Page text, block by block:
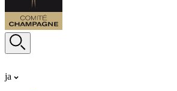
ja